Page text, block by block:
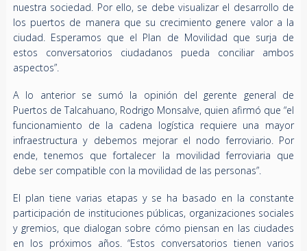
nuestra sociedad. Por ello, se debe visualizar el desarrollo de
los puertos de manera que su crecimiento genere valor a la
ciudad. Esperamos que el Plan de Movilidad que surja de
estos conversatorios ciudadanos pueda conciliar ambos
aspectos”.
A lo anterior se sumó la opinión del gerente general de
Puertos de Talcahuano, Rodrigo Monsalve, quien afirmó que “el
funcionamiento de la cadena logística requiere una mayor
infraestructura y debemos mejorar el nodo ferroviario. Por
ende, tenemos que fortalecer la movilidad ferroviaria que
debe ser compatible con la movilidad de las personas”.
El plan tiene varias etapas y se ha basado en la constante
participación de instituciones públicas, organizaciones sociales
y gremios, que dialogan sobre cómo piensan en las ciudades
en los próximos años. “Estos conversatorios tienen varios